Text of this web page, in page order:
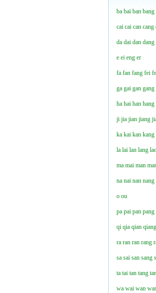
ba bai ban bang
cai cai can cang
da dai dan dang
e ei eng er
fa fan fang fei
ga gai gan gang
ha hai han hang
ji jia jian jiang
ka kai kan kang
la lai lan lang
ma mai man
na nai nan nang
o ou
pa pai pan pang
qi qia qian qiang
ra ran ran rang
sa sai san sang
ta tai tan tang
wa wai wan